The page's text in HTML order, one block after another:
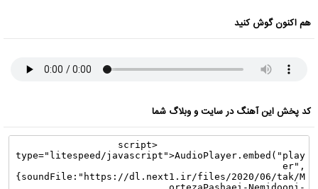
هم اکنون گوش کنید
کد پخش این آهنگ در سایت و وبلاگ شما